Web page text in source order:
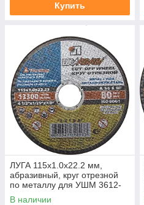
Купить
ЛУГА 115х1.0х22.2 мм,
абразивный, круг отрезной
по металлу для УШМ 3612-
115-1.0
В наличии